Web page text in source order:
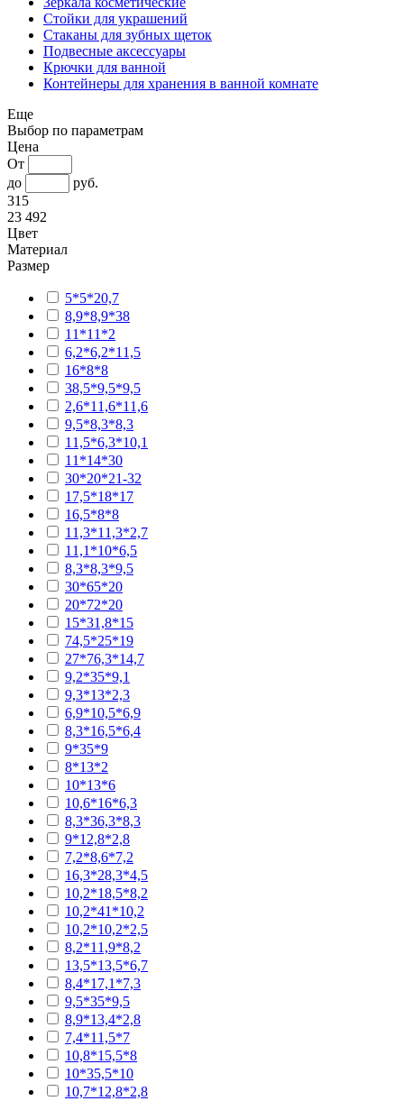
Стойки для украшений
Стаканы для зубных щеток
Подвесные аксессуары
Крючки для ванной
Контейнеры для хранения в ванной комнате
Еще
Выбор по параметрам
Цена
От
до
руб.
315
23 492
Цвет
Материал
Размер
5*5*20,7
8,9*8,9*38
11*11*2
6,2*6,2*11,5
16*8*8
38,5*9,5*9,5
2,6*11,6*11,6
9,5*8,3*8,3
11,5*6,3*10,1
11*14*30
30*20*21-32
17,5*18*17
16,5*8*8
11,3*11,3*2,7
11,1*10*6,5
8,3*8,3*9,5
30*65*20
20*72*20
15*31,8*15
74,5*25*19
27*76,3*14,7
9,2*35*9,1
9,3*13*2,3
6,9*10,5*6,9
8,3*16,5*6,4
9*35*9
8*13*2
10*13*6
10,6*16*6,3
8,3*36,3*8,3
9*12,8*2,8
7,2*8,6*7,2
16,3*28,3*4,5
10,2*18,5*8,2
10,2*41*10,2
10,2*10,2*2,5
8,2*11,9*8,2
13,5*13,5*6,7
8,4*17,1*7,3
9,5*35*9,5
8,9*13,4*2,8
7,4*11,5*7
10,8*15,5*8
10*35,5*10
10,7*12,8*2,8